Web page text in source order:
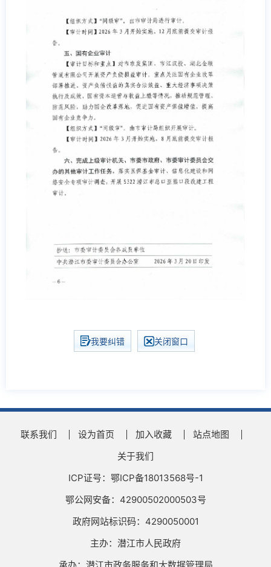
我要纠错 关闭窗口
联系我们 设为首页 加入收藏
站点地图
关于我们
ICP证号：鄂ICP备18013568号-1
鄂公网安备：42900502000503号
政府网站标识码：4290050001
主办：潜江市人民政府